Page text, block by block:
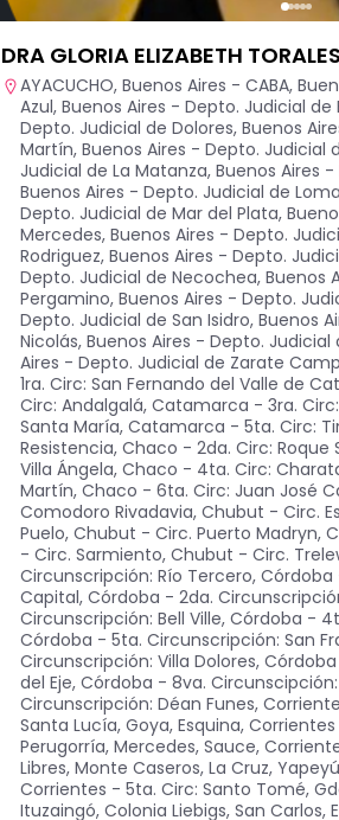
DRA GLORIA ELIZABETH
AYACUCHO, Buenos Aires - CABA,
Azul, Buenos Aires - Depto. Judicial de
Depto. Judicial de Dolores, Buenos
Martín, Buenos Aires - Depto. Judicial
Judicial de La Matanza, Buenos Aires
Buenos Aires - Depto. Judicial de
Depto. Judicial de Mar del Plata,
Mercedes, Buenos Aires - Depto.
Rodriguez, Buenos Aires - Depto.
Depto. Judicial de Necochea, Buenos
Pergamino, Buenos Aires - Depto.
Depto. Judicial de San Isidro, Buenos
Nicolás, Buenos Aires - Depto.
Aires - Depto. Judicial de Zarate
1ra. Circ: San Fernando del Valle de
Circ: Andalgalá, Catamarca - 3ra.
Santa María, Catamarca - 5ta. Circ:
Resistencia, Chaco - 2da. Circ: Roque
Villa Ángela, Chaco - 4ta. Circ:
Martín, Chaco - 6ta. Circ: Juan José
Comodoro Rivadavia, Chubut - Circ.
Puelo, Chubut - Circ. Puerto Madryn,
- Circ. Sarmiento, Chubut - Circ.
Circunscripción: Río Tercero, Córdoba
Capital, Córdoba - 2da.
Circunscripción: Bell Ville, Córdoba -
Córdoba - 5ta. Circunscripción: San
Circunscripción: Villa Dolores,
del Eje, Córdoba - 8va.
Circunscripción: Déan Funes,
Santa Lucía, Goya, Esquina,
Perugorría, Mercedes, Sauce,
Libres, Monte Caseros, La Cruz,
Corrientes - 5ta. Circ: Santo Tomé,
Ituzaingó, Colonia Liebigs, San Carlos,